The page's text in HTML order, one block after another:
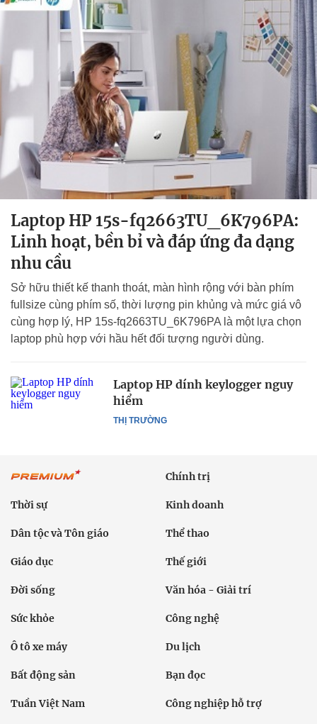
Laptop HP 15s-fq2663TU_6K796PA:
Linh hoạt, bền bỉ và đáp ứng đa dạng
nhu cầu
Sở hữu thiết kế thanh thoát, màn hình rộng với bàn phím
fullsize cùng phím số, thời lượng pin khủng và mức giá vô
cùng hợp lý, HP 15s-fq2663TU_6K796PA là một lựa chọn
laptop phù hợp với hầu hết đối tượng người dùng.
THỊ TRƯỜNG
Laptop HP dính keylogger nguy
hiểm
Chính trị
Thời sự Kinh doanh
Dân tộc và Tôn giáo Thể thao
Giáo dục Thế giới
Đời sống Văn hóa - Giải trí
Sức khỏe Công nghệ
Ô tô xe máy Du lịch
Bất động sản Bạn đọc
Tuần Việt Nam Công nghiệp hỗ trợ